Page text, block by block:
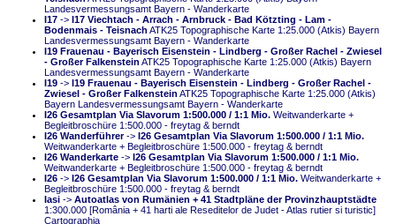
Landesvermessungsamt Bayern - Wanderkarte
I17 -> I17 Viechtach - Arrach - Arnbruck - Bad Kötzting - Lam -
Bodenmais - Teisnach ATK25 Topographische Karte 1:25.000 (Atkis) Bayern
Landesvermessungsamt Bayern - Wanderkarte
I19 Frauenau - Bayerisch Eisenstein - Lindberg - Großer Rachel - Zwiesel
- Großer Falkenstein ATK25 Topographische Karte 1:25.000 (Atkis) Bayern
Landesvermessungsamt Bayern - Wanderkarte
I19 -> I19 Frauenau - Bayerisch Eisenstein - Lindberg - Großer Rachel -
Zwiesel - Großer Falkenstein ATK25 Topographische Karte 1:25.000 (Atkis)
Bayern Landesvermessungsamt Bayern - Wanderkarte
I26 Gesamtplan Via Slavorum 1:500.000 / 1:1 Mio. Weitwanderkarte +
Begleitbroschüre 1:500.000 - freytag & berndt
I26 Wanderführer-> I26 Gesamtplan Via Slavorum 1:500.000 / 1:1 Mio.
Weitwanderkarte + Begleitbroschüre 1:500.000 - freytag & berndt
I26 Wanderkarte -> I26 Gesamtplan Via Slavorum 1:500.000 / 1:1 Mio.
Weitwanderkarte + Begleitbroschüre 1:500.000 - freytag & berndt
I26 -> I26 Gesamtplan Via Slavorum 1:500.000 / 1:1 Mio. Weitwanderkarte +
Begleitbroschüre 1:500.000 - freytag & berndt
Iasi -> Autoatlas von Rumänien + 41 Stadtpläne der Provinzhauptstädte
1:300.000 [România + 41 harti ale Reseditelor de Judet - Atlas rutier si turistic]
Cartographia